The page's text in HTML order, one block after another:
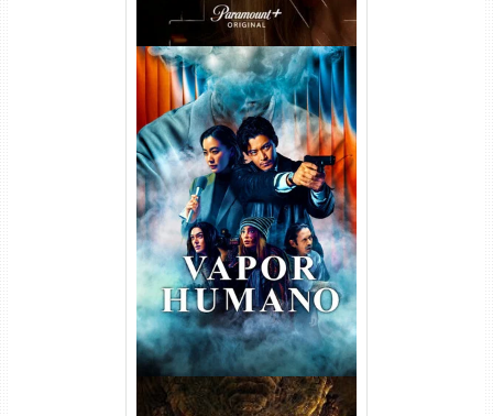
Vapor Humano 1ª Temporada
Torrent (2026) WEB-DL 1080p
Dual Áudio